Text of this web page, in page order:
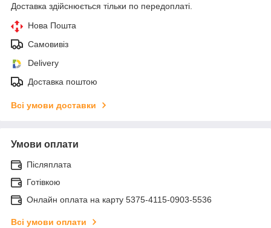
Доставка здійснюється тільки по передоплаті.
Нова Пошта
Самовивіз
Delivery
Доставка поштою
Всі умови доставки
Умови оплати
Післяплата
Готівкою
Онлайн оплата на карту 5375-4115-0903-5536
Всі умови оплати